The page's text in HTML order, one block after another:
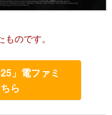
のです。
」電ファミ
ら